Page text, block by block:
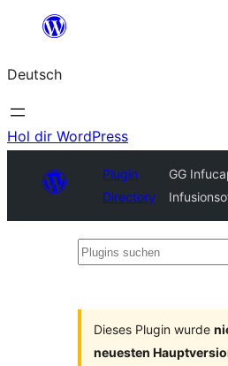
springen
Deutsch
Hol dir WordPress
Plugin
Directory
GG
Plugins
Dieses Plugin wurde
neuesten